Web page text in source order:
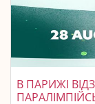
В ПАРИЖІ